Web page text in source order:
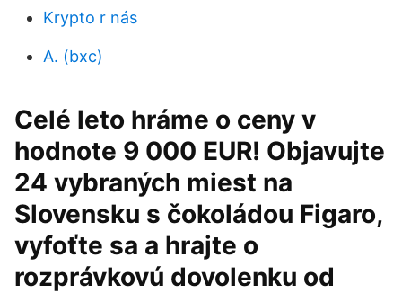
Krypto r nás
A. (bxc)
Celé leto hráme o ceny v
hodnote 9 000 EUR! Objavujte
24 vybraných miest na
Slovensku s čokoládou Figaro,
vyfoťte sa a hrajte o
rozprávkovú dovolenku od